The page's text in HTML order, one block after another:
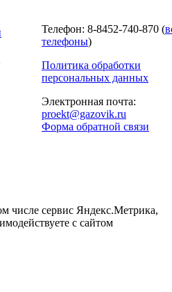
Телефон: 8-8452-740-870 (
телефоны)
Политика обработки
персональных данных
Электронная почта:
proekt@gazovik.ru
Форма обратной связи
числе сервис Яндекс.Метрика,
с сайтом